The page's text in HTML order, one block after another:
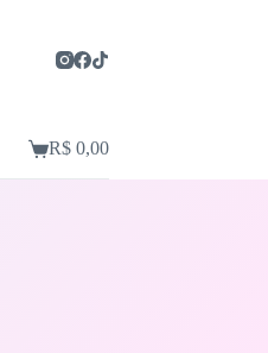
Carrinho
R$0,00